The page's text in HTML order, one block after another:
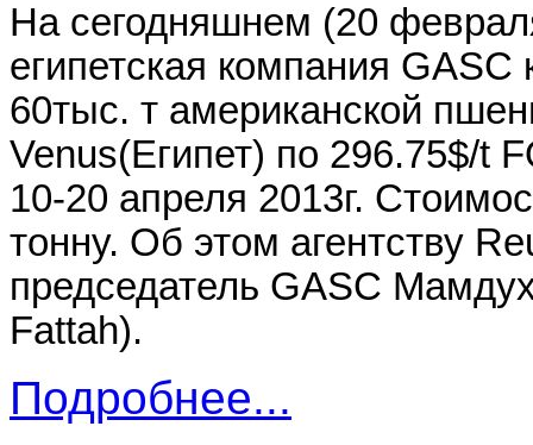
На сегодняшнем (20
египетская компания GASC
60тыс. т американской
Venus(Египет) по 296.75$/t
10-20 апреля 2013г.
тонну. Об этом агентству
председатель GASC
Fattah).
Подробнее...